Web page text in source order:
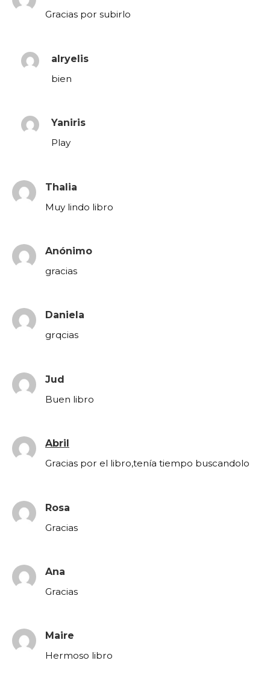
Gracias por subirlo
alryelis
bien
Yaniris
Play
Thalia
Muy lindo libro
Anónimo
gracias
Daniela
grqcias
Jud
Buen libro
Abril
Gracias por el libro,tenía tiempo buscandolo
Rosa
Gracias
Ana
Gracias
Maire
Hermoso libro